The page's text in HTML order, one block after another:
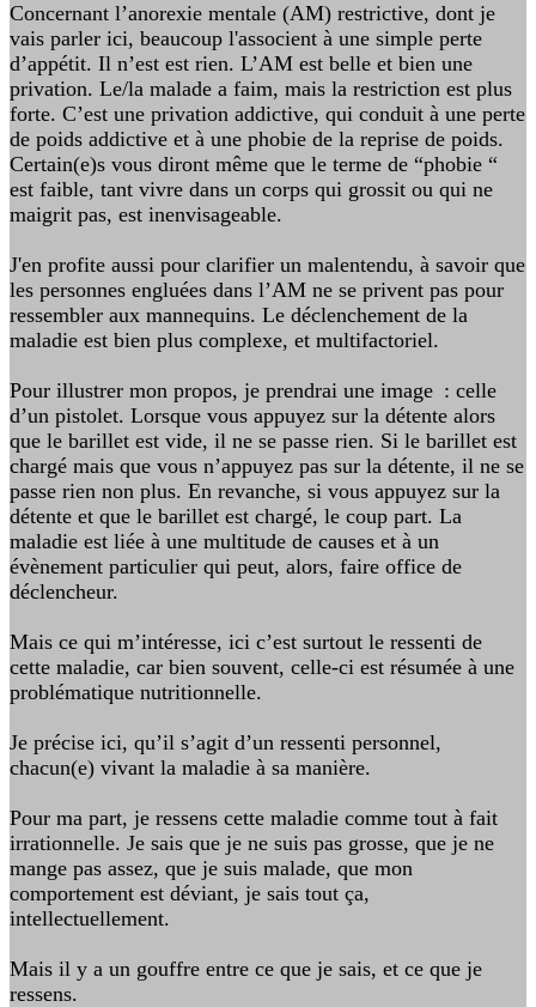
Concernant l’anorexie mentale (AM) restrictive, dont je
vais parler ici, beaucoup l'associent à une simple perte
d’appétit. Il n’est est rien. L’AM est belle et bien une
privation. Le/la malade a faim, mais la restriction est plus
forte. C’est une privation addictive, qui conduit à une perte
de poids addictive et à une phobie de la reprise de poids.
Certain(e)s vous diront même que le terme de “phobie “
est faible, tant vivre dans un corps qui grossit ou qui ne
maigrit pas, est inenvisageable.
J'en profite aussi pour clarifier un malentendu, à savoir que
les personnes engluées dans l’AM ne se privent pas pour
ressembler aux mannequins. Le déclenchement de la
maladie est bien plus complexe, et multifactoriel.
Pour illustrer mon propos, je prendrai une image : celle
d’un pistolet. Lorsque vous appuyez sur la détente alors
que le barillet est vide, il ne se passe rien. Si le barillet est
chargé mais que vous n’appuyez pas sur la détente, il ne se
passe rien non plus. En revanche, si vous appuyez sur la
détente et que le barillet est chargé, le coup part. La
maladie est liée à une multitude de causes et à un
évènement particulier qui peut, alors, faire office de
déclencheur.
Mais ce qui m’intéresse, ici c’est surtout le ressenti de
cette maladie, car bien souvent, celle-ci est résumée à une
problématique nutritionnelle.
Je précise ici, qu’il s’agit d’un ressenti personnel,
chacun(e) vivant la maladie à sa manière.
Pour ma part, je ressens cette maladie comme tout à fait
irrationnelle. Je sais que je ne suis pas grosse, que je ne
mange pas assez, que je suis malade, que mon
comportement est déviant, je sais tout ça,
intellectuellement.
Mais il y a un gouffre entre ce que je sais, et ce que je
ressens.